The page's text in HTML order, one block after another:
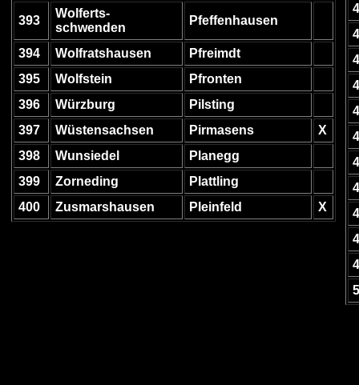
393
Wolferts-
schwenden
Pfeffenhausen
394 Wolfratshausen
Pfreimdt
395
Wolfstein
Pfronten
396
Würzburg
Pilsting
397
Wüstensachsen Pirmasens
X
398
Wunsiedel
Planegg
399
Zorneding
Plattling
400
Zusmarshausen Pleinfeld X